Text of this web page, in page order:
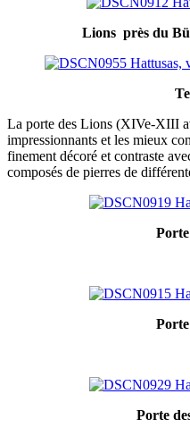
Lions près du
La porte des Lions (XIVe-XIII
impressionnants et les mieux
finement décoré et contraste
composés de pierres de
Porte